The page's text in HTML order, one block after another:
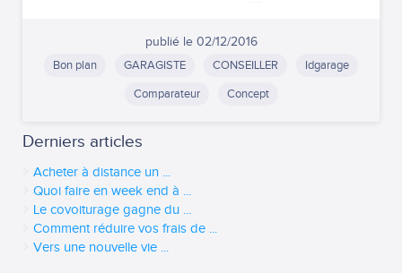
publié le02/12/2016
Bon plan
GARAGISTE CONSEILLER
Idgarage
Comparateur
Concept
Derniers articles
Acheter à distance un ...
Quoi faire en week end à ...
Le covoiturage gagne du ...
Comment réduire vos frais de ...
Vers une nouvelle vie ...